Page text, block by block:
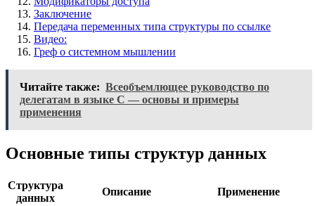
Заключение
Передача переменных типа структуры по ссылке
Видео:
Греф о системном мышлении
Читайте также: Всеобъемлющее руководство по
делегатам в языке C — основы и примеры
применения
Основные типы структур данных
Структура
данных
Описание Применение